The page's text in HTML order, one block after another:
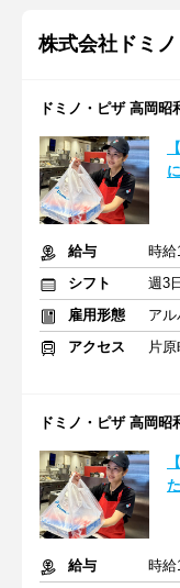
株式会社ドミ
ドミノ・ピザ 高岡
給与
時給
シフト
雇用形態
アル
アクセス
片
ドミノ・ピザ 高岡
給与
時給